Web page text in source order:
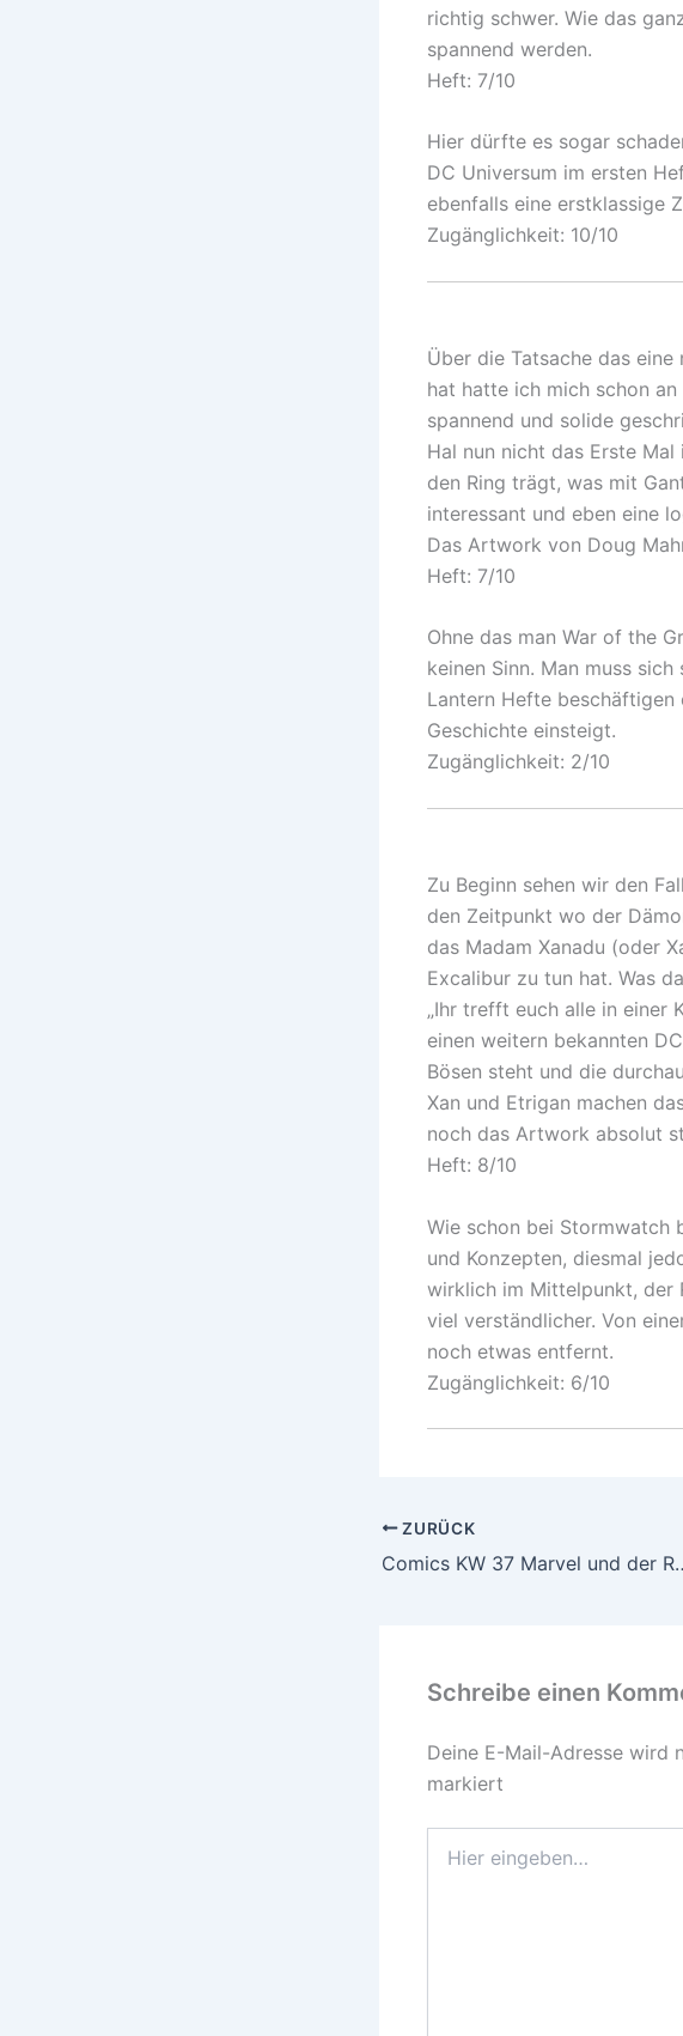
richtig schwer. Wie das
spannend werden.
Heft: 7/10
Hier dürfte es sogar
DC Universum im ersten
ebenfalls eine erstklassige
Zugänglichkeit: 10/10
Über die Tatsache das eine
hat hatte ich mich schon
spannend und solide
Hal nun nicht das Erste
den Ring trägt, was mit
interessant und eben eine
Das Artwork von Doug
Heft: 7/10
Ohne das man War of the
keinen Sinn. Man muss
Lantern Hefte
Geschichte einsteigt.
Zugänglichkeit: 2/10
Zu Beginn sehen wir den
den Zeitpunkt wo der
das Madam Xanadu (oder
Excalibur zu tun hat. Was
„Ihr trefft euch alle in einer
einen weitern bekannten
Bösen steht und die
Xan und Etrigan machen
noch das Artwork absolut
Heft: 8/10
Wie schon bei Stormwatch
und Konzepten, diesmal
wirklich im Mittelpunkt, der
viel verständlicher. Von
noch etwas entfernt.
Zugänglichkeit: 6/10
ZURÜCK
Comics
Schreibe einen
Deine E-Mail-Adresse wird
markiert
eingeben…